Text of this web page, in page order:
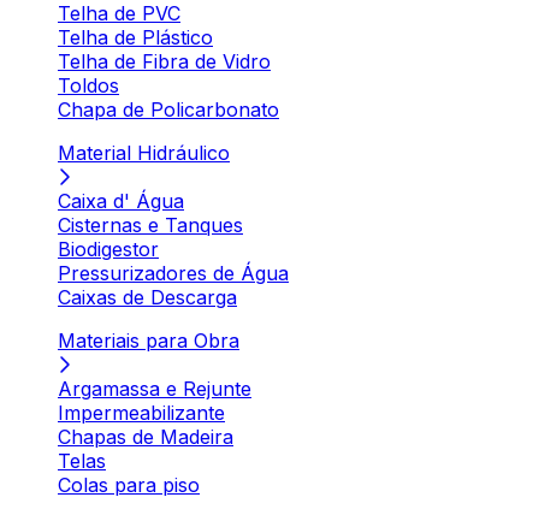
Telha de PVC
Telha de Plástico
Telha de Fibra de Vidro
Toldos
Chapa de Policarbonato
Material Hidráulico
Caixa d' Água
Cisternas e Tanques
Biodigestor
Pressurizadores de Água
Caixas de Descarga
Materiais para Obra
Argamassa e Rejunte
Impermeabilizante
Chapas de Madeira
Telas
Colas para piso